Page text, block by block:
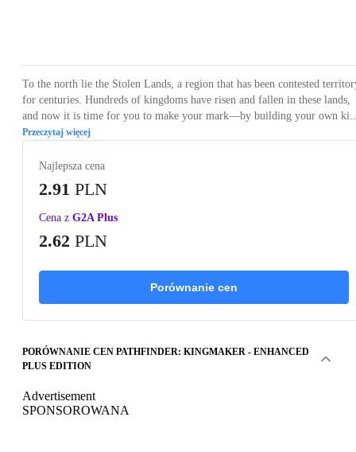
To the north lie the Stolen Lands, a region that has been contested
for centuries. Hundreds of kingdoms have risen and fallen in these lands,
and now it is time for you to make your mark—by building your own
Przeczytaj więcej
Najlepsza cena
2.91 PLN
Cena z G2A Plus
2.62 PLN
Porównanie cen
PORÓWNANIE CEN PATHFINDER: KINGMAKER - ENHANCED
PLUS EDITION
Advertisement
SPONSOROWANA